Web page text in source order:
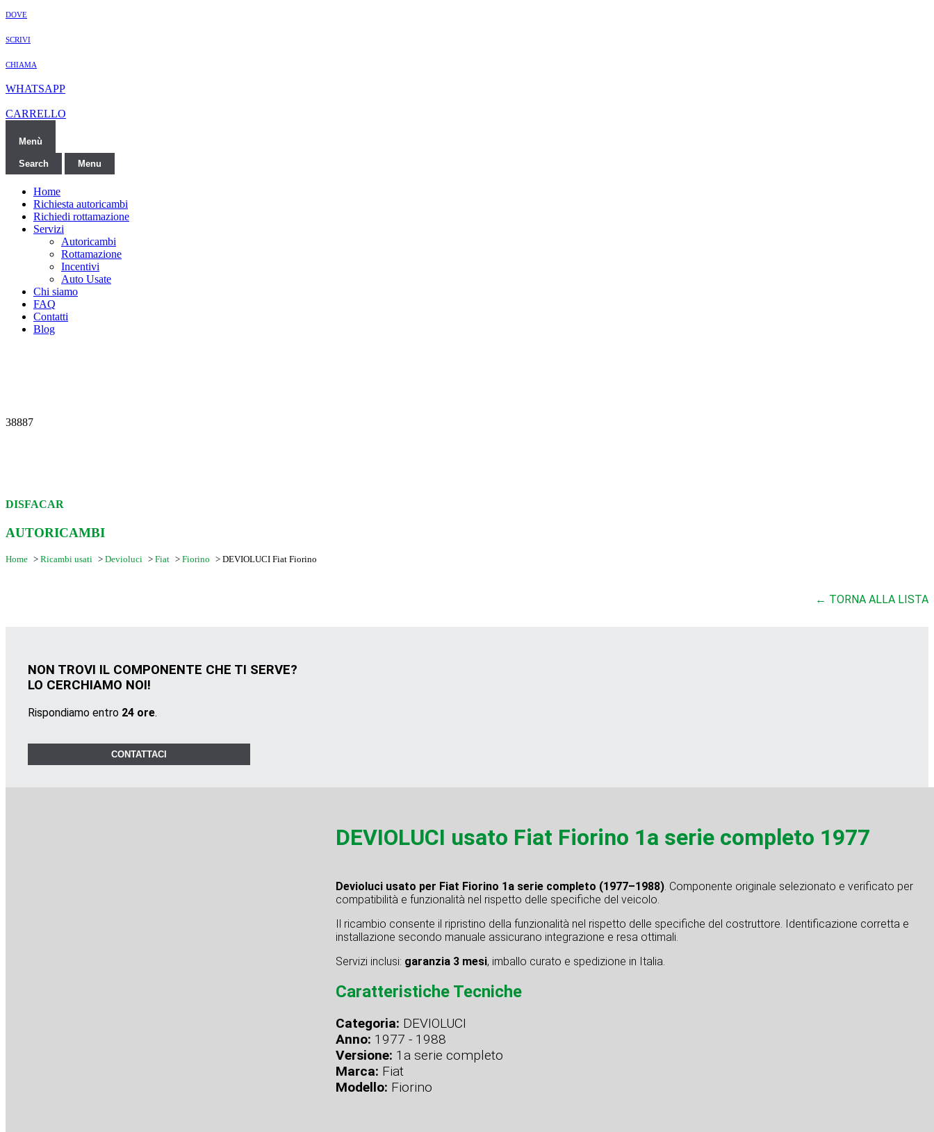
DOVE
SCRIVI
CHIAMA
WHATSAPP
CARRELLO
Menù
Search Menu
Home
Richiesta autoricambi
Richiedi rottamazione
Servizi
Autoricambi
Rottamazione
Incentivi
Auto Usate
Chi siamo
FAQ
Contatti
Blog
38887
DISFACAR
AUTORICAMBI
Home > Ricambi usati > Devioluci > Fiat > Fiorino > DEVIOLUCI Fiat Fiorino
← TORNA ALLA LISTA
NON TROVI IL COMPONENTE CHE TI SERVE?
LO CERCHIAMO NOI!
Rispondiamo entro 24 ore.
CONTATTACI
DEVIOLUCI usato Fiat Fiorino 1a serie completo 1977
Devioluci usato per Fiat Fiorino 1a serie completo (1977–1988). Componente originale selezionato e verificato per
compatibilità e funzionalità nel rispetto delle specifiche del veicolo.
Il ricambio consente il ripristino della funzionalità nel rispetto delle specifiche del costruttore. Identificazione corretta e
installazione secondo manuale assicurano integrazione e resa ottimali.
Servizi inclusi: garanzia 3 mesi, imballo curato e spedizione in Italia.
Caratteristiche Tecniche
Categoria: DEVIOLUCI
Anno: 1977 - 1988
Versione: 1a serie completo
Marca: Fiat
Modello: Fiorino